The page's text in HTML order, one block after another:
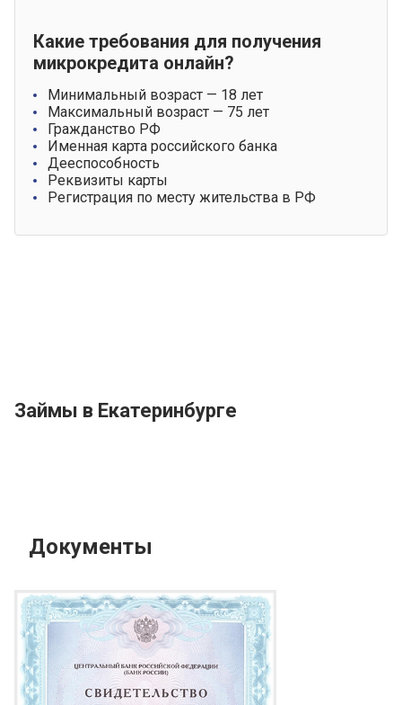
Какие требования для получения
микрокредита онлайн?
Минимальный возраст — 18 лет
Максимальный возраст — 75 лет
Гражданство РФ
Именная карта российского банка
Дееспособность
Реквизиты карты
Регистрация по месту жительства в РФ
Займы в Екатеринбурге
Документы